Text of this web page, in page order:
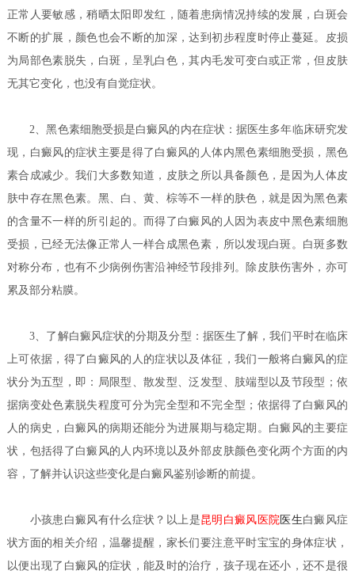
正常人要敏感，稍晒太阳即发红，随着患病情况持续的发展，白斑会
不断的扩展，颜色也会不断的加深，达到初步程度时停止蔓延。皮损
为局部色素脱失，白斑，呈乳白色，其内毛发可变白或正常，但皮肤
无其它变化，也没有自觉症状。
2、黑色素细胞受损是白癜风的内在症状：据医生多年临床研究发
现，白癜风的症状主要是得了白癜风的人体内黑色素细胞受损，黑色
素合成减少。我们大多数知道，皮肤之所以具备颜色，是因为人体皮
肤中存在黑色素。黑、白、黄、棕等不一样的肤色，就是因为黑色素
的含量不一样的所引起的。而得了白癜风的人因为表皮中黑色素细胞
受损，已经无法像正常人一样合成黑色素，所以发现白斑。白斑多数
对称分布，也有不少病例伤害沿神经节段排列。除皮肤伤害外，亦可
累及部分粘膜。
3、了解白癜风症状的分期及分型：据医生了解，我们平时在临床
上可依据，得了白癜风的人的症状以及体征，我们一般将白癜风的症
状分为五型，即：局限型、散发型、泛发型、肢端型以及节段型；依
据病变处色素脱失程度可分为完全型和不完全型；依据得了白癜风的
人的病史，白癜风的病期还能分为进展期与稳定期。白癜风的主要症
状，包括得了白癜风的人内环境以及外部皮肤颜色变化两个方面的内
容，了解并认识这些变化是白癜风鉴别诊断的前提。
小孩患白癜风有什么症状？ 以上是昆明白癜风医院 医生白癜风症
状方面的相关介绍，温馨提醒，家长们要注意平时宝宝的身体症状，
以便出现了白癜风的症状，能及时的治疗，孩子现在还小，还不是很